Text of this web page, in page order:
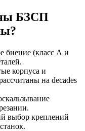
БЗСП
биение (класс А и
корпуса и
на decades
выбор креплений